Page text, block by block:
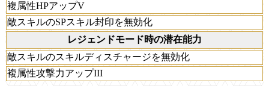
複属性HPアップV
敵スキルのSPスキル封印を無効化
レジェンドモード時の潜在能力
敵スキルのスキルディスチャージを無効化
複属性攻撃力アップIII